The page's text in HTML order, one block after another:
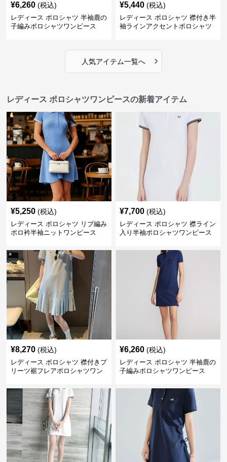
¥6,260 (税込)
レディース ポロシャツ 半袖鹿の
子編みポロシャツワンピース
¥5,440 (税込)
レディース ポロシャツ 襟付き半
袖ラインアクセントポロシャツ
人気アイテム一覧へ ›
レディース ポロシャツワンピースの新着アイテム
¥5,250 (税込)
レディース ポロシャツ リブ編み
ポロ衿半袖ニットワンピース
¥7,700 (税込)
レディース ポロシャツ 襟ライン
入り半袖ポロシャツワンピース
¥8,270 (税込)
レディース ポロシャツ 襟付きプ
リーツ裾フレアポロシャツワン
¥6,260 (税込)
レディース ポロシャツ 半袖鹿の
子編みポロシャツワンピース